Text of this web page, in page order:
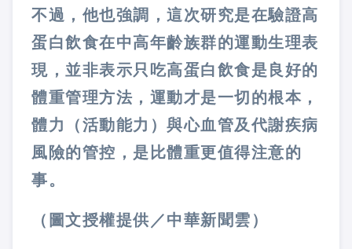
不過，他也強調，這次研究是在驗證高
蛋白飲食在中高年齡族群的運動生理表
現，並非表示只吃高蛋白飲食是良好的
體重管理方法，運動才是一切的根本，
體力（活動能力）與心血管及代謝疾病
風險的管控，是比體重更值得注意的
事。
（圖文授權提供／中華新聞雲）